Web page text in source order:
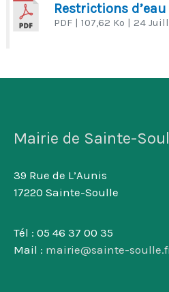
Restrictions
PDF | 107,62 Ko | 24
Mairie de Sainte-
39 Rue de L’Aunis
17220 Sainte-Soulle
Tél : 05 46 37 00 35
Mail : mairie@sainte-